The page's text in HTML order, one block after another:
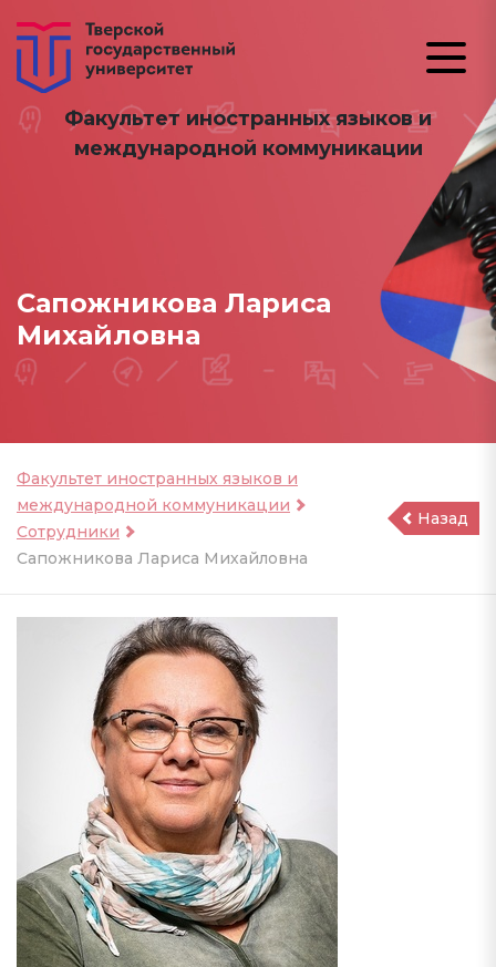
Факультет иностранных языков и
международной коммуникации
Сапожникова Лариса
Михайловна
Факультет иностранных языков и
международной коммуникации
Сотрудники
Сапожникова Лариса Михайловна
Назад